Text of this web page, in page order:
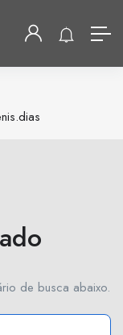
de busca abaixo.